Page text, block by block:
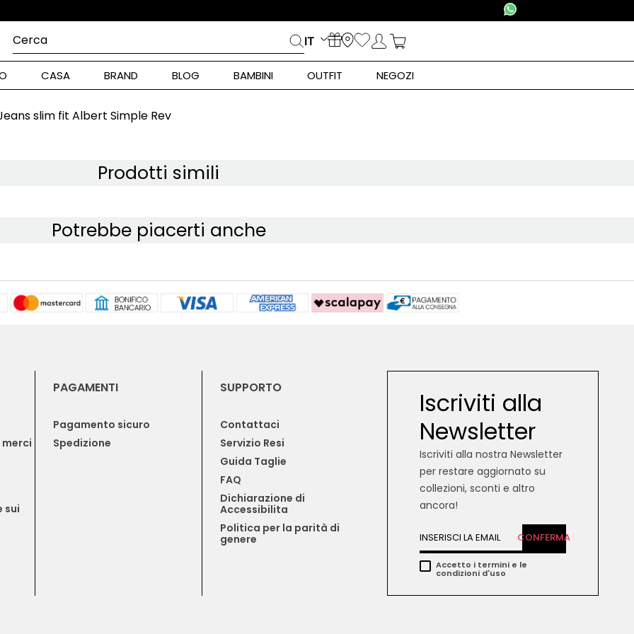
Cerca
IT
CASA BRAND BLOG BAMBINI OUTFIT NEGOZI
slim fit Albert Simple Rev
Prodotti simili
Potrebbe piacerti anche
sui
PAGAMENTI
Pagamento sicuro
Spedizione
SUPPORTO
Contattaci
Servizio Resi
Guida Taglie
FAQ
Dichiarazione di
Accessibilita
Politica per la parità di
genere
Iscriviti alla
Newsletter
Iscriviti alla nostra Newsletter
per restare aggiornato su
collezioni, sconti e altro
ancora!
CONFERMA
Accetto i termini e le
condizioni d'uso
FREQUENTI
Lauren